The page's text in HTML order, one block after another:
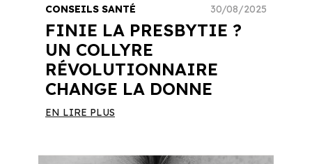
FINIE LA PRESBYTIE ?
UN COLLYRE
RÉVOLUTIONNAIRE
CHANGE LA DONNE
CONSEILS SANTÉ 30/08/2025
EN LIRE PLUS